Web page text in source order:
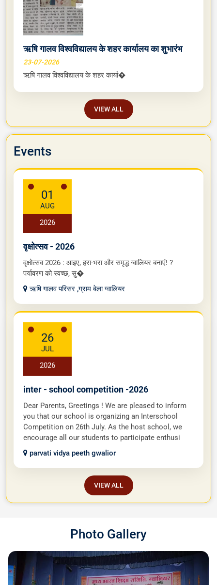
ऋषि गालव विश्वविद्यालय के शहर कार्यालय का शुभारंभ
23-07-2026
ऋषि गालव विश्वविद्यालय के शहर कार्या�
VIEW ALL
Events
01
AUG
2026
वृक्षोत्सव - 2026
वृक्षोत्सव 2026 : आइए, हरा-भरा और समृद्ध ग्वालियर बनाएं! ?
पर्यावरण को स्वच्छ, सु�
ऋषि गालव परिसर ,ग्राम बेला ग्वालियर
26
JUL
2026
inter - school competition -2026
Dear Parents, Greetings ! We are pleased to inform
you that our school is organizing an Interschool
Competition on 26th July. As the host school, we
encourage all our students to participate enthusi
parvati vidya peeth gwalior
VIEW ALL
Photo Gallery